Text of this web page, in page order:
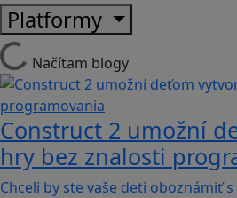
Platformy
Načítam blogy
Construct 2 umožní
hry bez znalosti
Chceli by ste vaše deti oboznámiť